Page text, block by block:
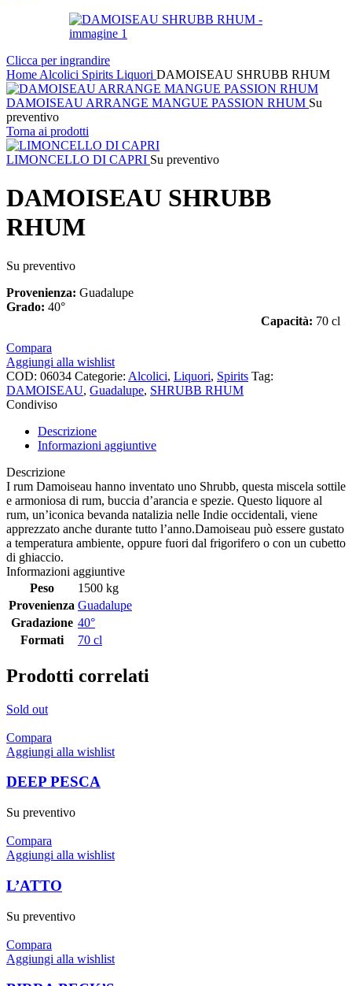
Clicca per ingrandire
Home Alcolici Spirits Liquori DAMOISEAU SHRUBB RHUM
DAMOISEAU ARRANGE MANGUE PASSION RHUM Su
preventivo
Torna ai prodotti
LIMONCELLO DI CAPRI Su preventivo
DAMOISEAU SHRUBB
RHUM
Su preventivo
Provenienza: Guadalupe
Grado: 40°
Capacità: 70 cl
Compara
Aggiungi alla wishlist
COD: 06034 Categorie: Alcolici, Liquori, Spirits Tag:
DAMOISEAU, Guadalupe, SHRUBB RHUM
Condiviso
Descrizione
Informazioni aggiuntive
Descrizione
I rum Damoiseau hanno inventato uno Shrubb, questa miscela sottile
e armoniosa di rum, buccia d’arancia e spezie. Questo liquore al
rum, un’iconica bevanda natalizia nelle Indie occidentali, viene
apprezzato anche durante tutto l’anno.Damoiseau può essere gustato
a temperatura ambiente, oppure fuori dal frigorifero o con un cubetto
di ghiaccio.
Informazioni aggiuntive
Peso
1500 kg
Provenienza Guadalupe
Gradazione 40°
Formati
70 cl
Prodotti correlati
Sold out
Compara
Aggiungi alla wishlist
DEEP PESCA
Su preventivo
Compara
Aggiungi alla wishlist
L’ATTO
Su preventivo
Compara
Aggiungi alla wishlist